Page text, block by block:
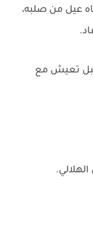
عيل من صلبه،
تعيش مع